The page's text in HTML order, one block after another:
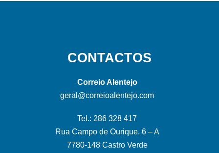
CONTACTOS
Correio Alentejo
geral@correioalentejo.com
Tel.: 286 328 417
Rua Campo de Ourique, 6 – A
7780-148 Castro Verde